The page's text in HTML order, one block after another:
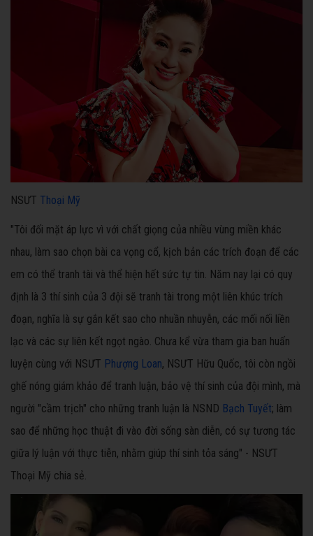
NSƯT Thoại Mỹ
"Tôi đối mặt áp lực vì với chất giọng của nhiều vùng miền khác
nhau, làm sao chọn bài ca vọng cổ, kịch bản các trích đoạn để các
em có thể tranh tài và thể hiện hết sức tự tin. Năm nay lại có quy
định là 3 thí sinh của 3 đội sẽ tranh tài trong một liên khúc trích
đoạn, nghĩa là sự gắn kết sao cho nhuần nhuyễn, các mối nối liền
lạc và các sự liên kết ngọt ngào. Chưa kể vừa tham gia ban huấn
luyện cùng với NSƯT Phượng Loan, NSƯT Hữu Quốc, tôi còn ngồi
ghế nóng giám khảo để tranh luận, bảo vệ thí sinh của đội mình, mà
người "cầm trịch" cho những tranh luận là NSND Bạch Tuyết; làm
sao để những học thuật đi vào đời sống sàn diễn, có sự tương tác
giữa lý luận với thực tiễn, nhằm giúp thí sinh tỏa sáng" - NSƯT
Thoại Mỹ chia sẻ.